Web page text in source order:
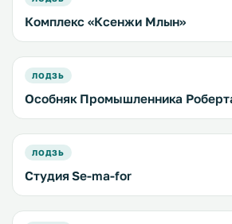
Комплекс «Ксенжи Млын»
ЛОДЗЬ
Особняк Промышленника
ЛОДЗЬ
Студия Se-ma-for